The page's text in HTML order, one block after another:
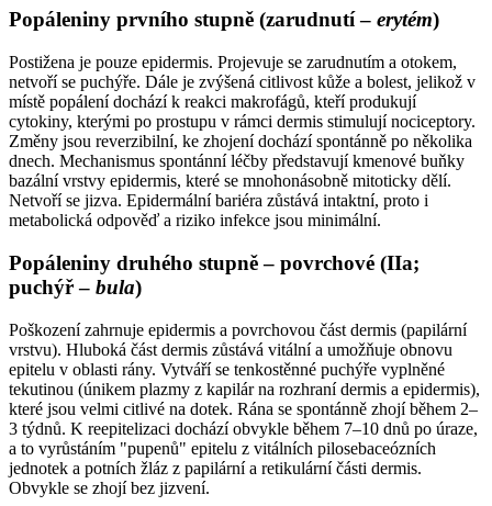
Popáleniny prvního stupně (zarudnutí – erytém)
Postižena je pouze epidermis. Projevuje se zarudnutím a otokem,
netvoří se puchýře. Dále je zvýšená citlivost kůže a bolest, jelikož v
místě popálení dochází k reakci makrofágů, kteří produkují
cytokiny, kterými po prostupu v rámci dermis stimulují nociceptory.
Změny jsou reverzibilní, ke zhojení dochází spontánně po několika
dnech. Mechanismus spontánní léčby představují kmenové buňky
bazální vrstvy epidermis, které se mnohonásobně mitoticky dělí.
Netvoří se jizva. Epidermální bariéra zůstává intaktní, proto i
metabolická odpověď a riziko infekce jsou minimální.
Popáleniny druhého stupně – povrchové (IIa;
puchýř – bula)
Poškození zahrnuje epidermis a povrchovou část dermis (papilární
vrstvu). Hluboká část dermis zůstává vitální a umožňuje obnovu
epitelu v oblasti rány. Vytváří se tenkostěnné puchýře vyplněné
tekutinou (únikem plazmy z kapilár na rozhraní dermis a epidermis),
které jsou velmi citlivé na dotek. Rána se spontánně zhojí během 2–
3 týdnů. K reepitelizaci dochází obvykle během 7–10 dnů po úraze,
a to vyrůstáním "pupenů" epitelu z vitálních pilosebaceózních
jednotek a potních žláz z papilární a retikulární části dermis.
Obvykle se zhojí bez jizvení.